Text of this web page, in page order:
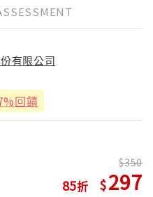
有限公司
回饋
85
350
297